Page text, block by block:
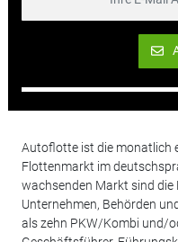
Autoflotte ist die monatlich
Flottenmarkt im
wachsenden Markt sind die
Unternehmen, Behörden
als zehn PKW/Kombi und/